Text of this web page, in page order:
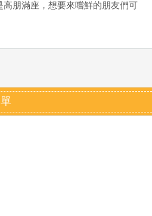
朋滿座，想要來嚐鮮的朋友們可